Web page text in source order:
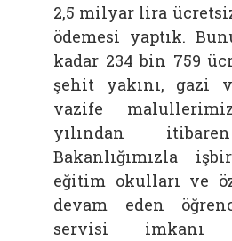
2,5 milyar lira
ödemesi yaptık.
kadar 234 bin 759
şehit yakını, gazi
vazife
yılından
Bakanlığımızla
eğitim okulları ve
devam eden
servisi imkanı